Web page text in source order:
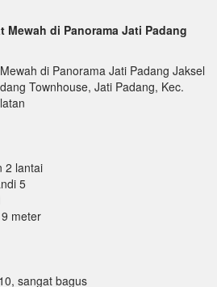
Mewah di Panorama Jati Padang
di Panorama Jati Padang Jaksel
Townhouse, Jati Padang, Kec.
2 lantai
5
meter
sangat bagus